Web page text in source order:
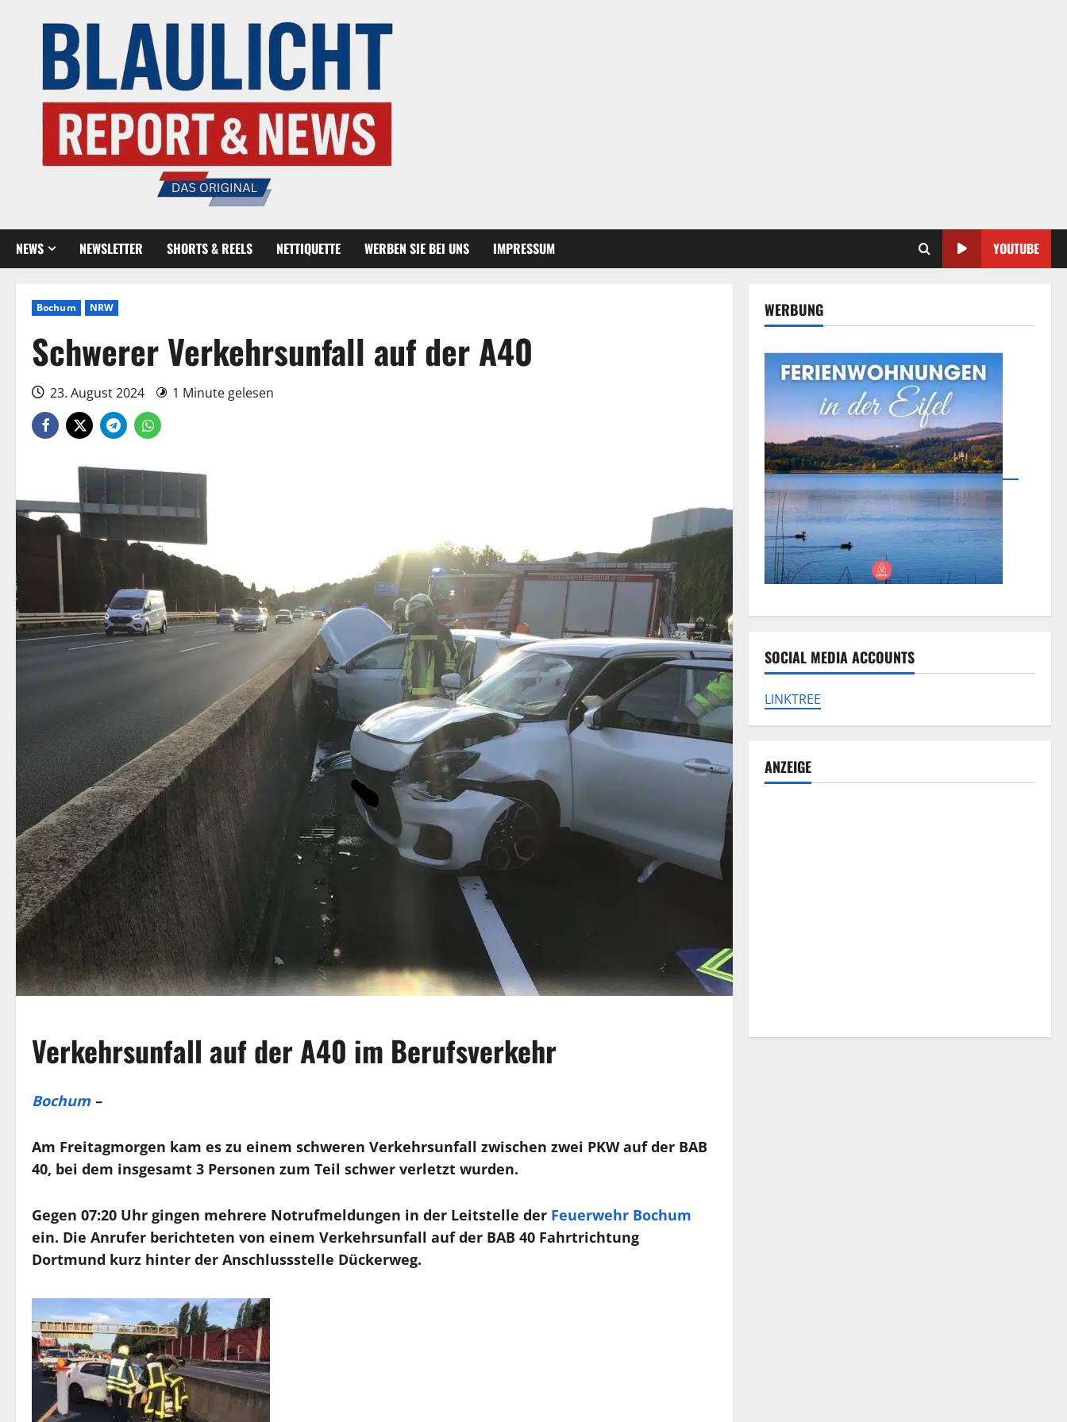
NEWS NEWSLETTER SHORTS & REELS NETTIQUETTE WERBEN SIE BEI UNS IMPRESSUM YOUTUBE
Bochum NRW
Schwerer Verkehrsunfall auf der A40
23. August 2024 1 Minute gelesen
Verkehrsunfall auf der A40 im Berufsverkehr
Bochum –
Am Freitagmorgen kam es zu einem schweren Verkehrsunfall zwischen zwei PKW auf der BAB
40, bei dem insgesamt 3 Personen zum Teil schwer verletzt wurden.
Gegen 07:20 Uhr gingen mehrere Notrufmeldungen in der Leitstelle der Feuerwehr Bochum
ein. Die Anrufer berichteten von einem Verkehrsunfall auf der BAB 40 Fahrtrichtung
Dortmund kurz hinter der Anschlussstelle Dückerweg.
WERBUNG
SOCIAL MEDIA ACCOUNTS
LINKTREE
ANZEIGE